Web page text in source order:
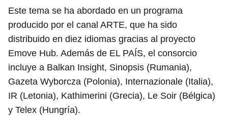
Este tema se ha abordado en un programa
producido por el canal ARTE, que ha sido
distribuido en diez idiomas gracias al proyecto
Emove Hub. Además de EL PAÍS, el consorcio
incluye a Balkan Insight, Sinopsis (Rumania),
Gazeta Wyborcza (Polonia), Internazionale (Italia),
IR (Letonia), Kathimerini (Grecia), Le Soir (Bélgica)
y Telex (Hungría).